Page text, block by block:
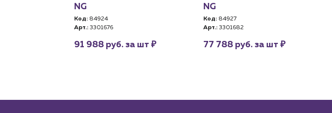
NG
Код: 84924
Арт.: 3301676
91 988 руб. за шт ₽
NG
Код: 84927
Арт.: 3301682
77 788 руб. за шт ₽